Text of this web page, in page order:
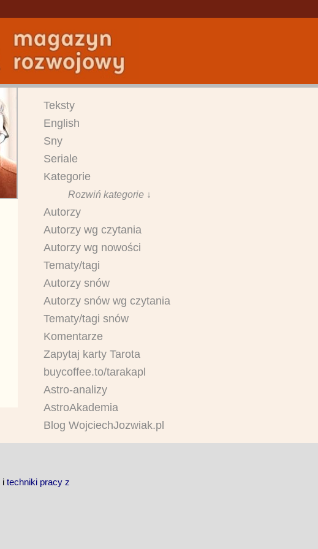
Teksty
English
Sny
Seriale
Kategorie
Rozwiń kategorie ↓
Autorzy
Autorzy wg czytania
Autorzy wg nowości
Tematy/tagi
Autorzy snów
Autorzy snów wg czytania
Tematy/tagi snów
Komentarze
Zapytaj karty Tarota
buycoffee.to/tarakapl
Astro-analizy
AstroAkademia
Blog WojciechJozwiak.pl
i techniki pracy z